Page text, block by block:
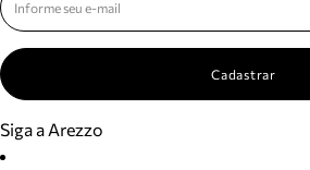
Cadastrar
Siga a Arezzo